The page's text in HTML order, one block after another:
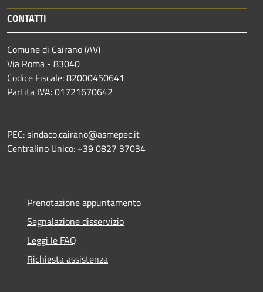
CONTATTI
Comune di Cairano (AV)
Via Roma - 83040
Codice Fiscale: 82000450641
Partita IVA: 01721670642
PEC: sindaco.cairano@asmepec.it
Centralino Unico: +39 0827 37034
Prenotazione appuntamento
Segnalazione disservizio
Leggi le FAQ
Richiesta assistenza